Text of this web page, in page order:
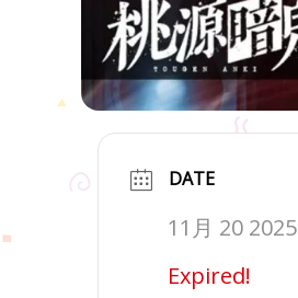
DATE
11月 20 2025
Expired!